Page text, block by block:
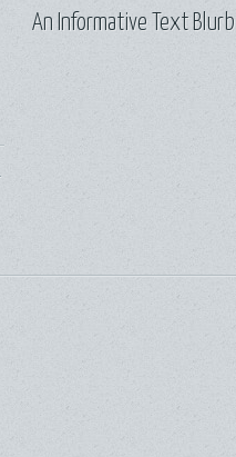
An Informative Text Blurb